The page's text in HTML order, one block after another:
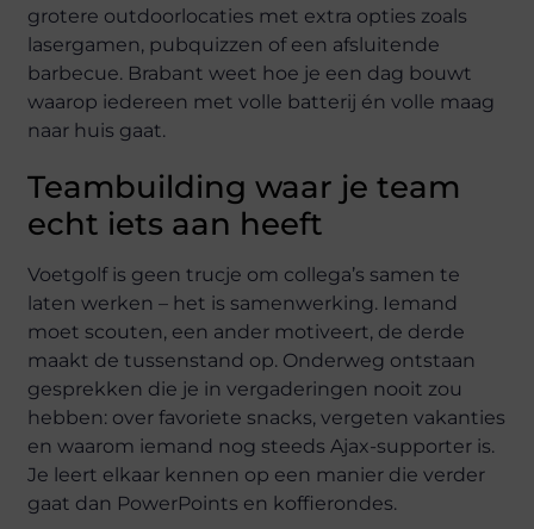
grotere outdoorlocaties met extra opties zoals
lasergamen, pubquizzen of een afsluitende
barbecue. Brabant weet hoe je een dag bouwt
waarop iedereen met volle batterij én volle maag
naar huis gaat.
Teambuilding waar je team
echt iets aan heeft
Voetgolf is geen trucje om collega’s samen te
laten werken – het is samenwerking. Iemand
moet scouten, een ander motiveert, de derde
maakt de tussenstand op. Onderweg ontstaan
gesprekken die je in vergaderingen nooit zou
hebben: over favoriete snacks, vergeten vakanties
en waarom iemand nog steeds Ajax-supporter is.
Je leert elkaar kennen op een manier die verder
gaat dan PowerPoints en koffierondes.